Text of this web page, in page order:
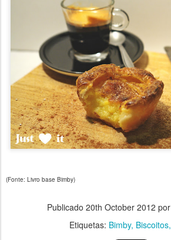
(Fonte: Livro base Bimby)
Publicado 20th October 2012 por
Etiquetas: Bimby Biscoitos